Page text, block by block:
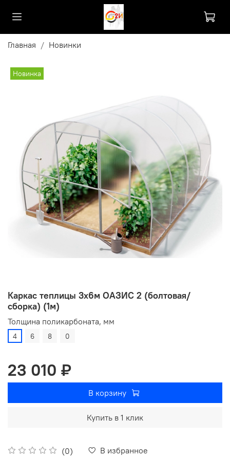
Главная Новинки
Новинка
Каркас теплицы 3х6м ОАЗИС 2 (болтовая/
сборка) (1м)
(0) В избранное
Толщина поликарбоната, мм
4 6 8 0
23 010 ₽
В корзину
Купить в 1 клик